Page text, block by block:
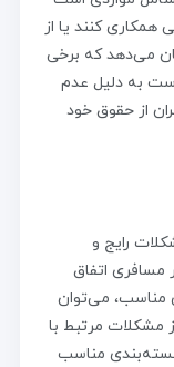
همکاری کنند یا از
می‌دهد که برخی
به دلیل عدم
از حقوق خود
رایج و
مسافری اتفاق
مناسب، می‌توان
مشکلات مرتبط با
مناسب